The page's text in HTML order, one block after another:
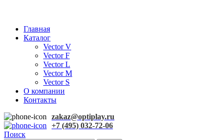
Главная
Каталог
Vector V
Vector F
Vector L
Vector M
Vector S
О компании
Контакты
zakaz@optiplay.ru
+7 (495) 032-72-06
Поиск